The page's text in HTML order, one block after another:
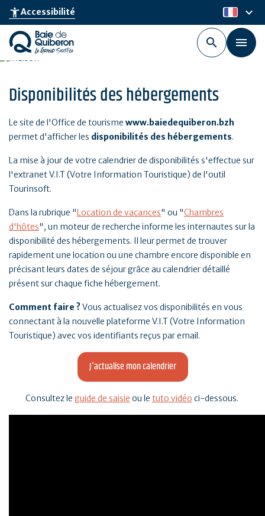
Aller
au
contenu
principal
accessibility_newAccessibilité fr
keyboard_arrow_down
Disponibilités des hébergements
Le site de l'Office de tourisme www.baiedequiberon.bzh
permet d'afficher les disponibilités des hébergements.
La mise à jour de votre calendrier de disponibilités s'effectue sur
l'extranet V.I.T (Votre Information Touristique) de l'outil
Tourinsoft.
Dans la rubrique "Location de vacances" ou "Chambres
d'hôtes", un moteur de recherche informe les internautes sur la
disponibilité des hébergements. Il leur permet de trouver
rapidement une location ou une chambre encore disponible en
précisant leurs dates de séjour grâce au calendrier détaillé
présent sur chaque fiche hébergement.
Comment faire ?Vous actualisez vos disponibilités en vous
connectant à la nouvelle plateforme V.I.T (Votre Information
Touristique) avec vos identifiants reçus par email.
J'actualise mon calendrier
Consultez le guide de saisie ou le tuto vidéo ci-dessous.